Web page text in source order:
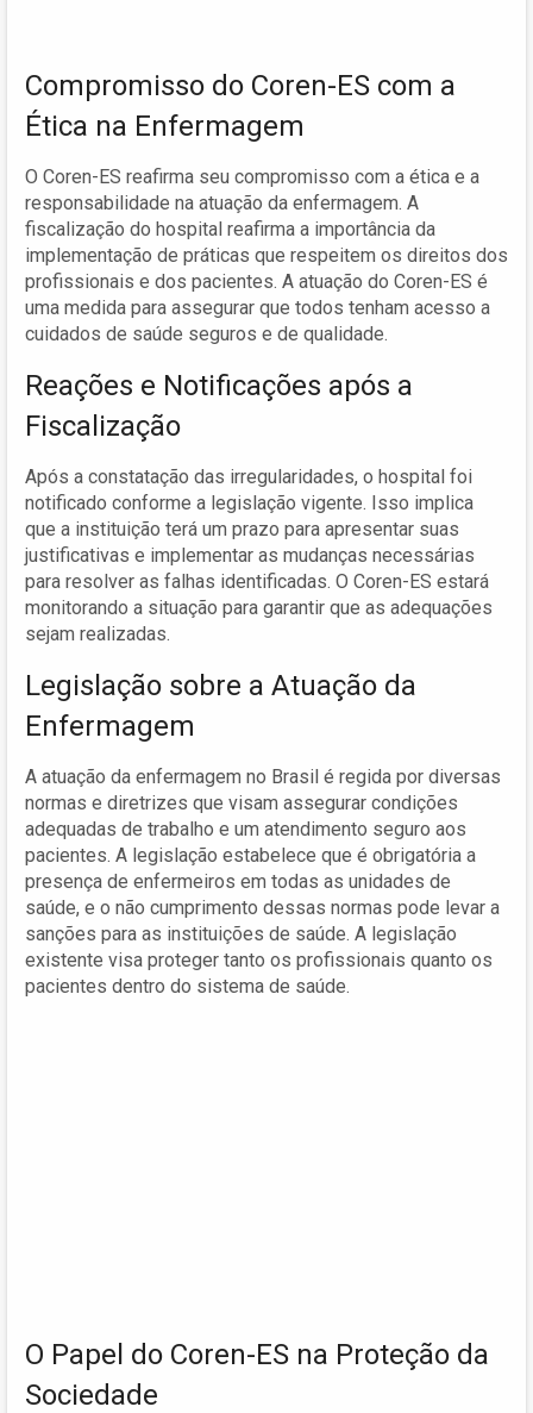
Compromisso do Coren-ES com a
Ética na Enfermagem
O Coren-ES reafirma seu compromisso com a ética e a
responsabilidade na atuação da enfermagem. A
fiscalização do hospital reafirma a importância da
implementação de práticas que respeitem os direitos dos
profissionais e dos pacientes. A atuação do Coren-ES é
uma medida para assegurar que todos tenham acesso a
cuidados de saúde seguros e de qualidade.
Reações e Notificações após a
Fiscalização
Após a constatação das irregularidades, o hospital foi
notificado conforme a legislação vigente. Isso implica
que a instituição terá um prazo para apresentar suas
justificativas e implementar as mudanças necessárias
para resolver as falhas identificadas. O Coren-ES estará
monitorando a situação para garantir que as adequações
sejam realizadas.
Legislação sobre a Atuação da
Enfermagem
A atuação da enfermagem no Brasil é regida por diversas
normas e diretrizes que visam assegurar condições
adequadas de trabalho e um atendimento seguro aos
pacientes. A legislação estabelece que é obrigatória a
presença de enfermeiros em todas as unidades de
saúde, e o não cumprimento dessas normas pode levar a
sanções para as instituições de saúde. A legislação
existente visa proteger tanto os profissionais quanto os
pacientes dentro do sistema de saúde.
O Papel do Coren-ES na Proteção da
Sociedade